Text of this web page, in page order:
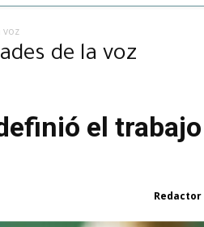
voz
de la voz
el
Redactor